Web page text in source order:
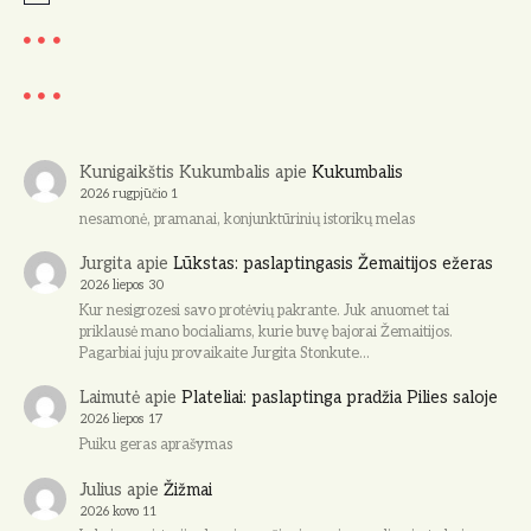
t
e
Kunigaikštis Kukumbalis apie Kukumbalis
2026 rugpjūčio 1
nesamonė, pramanai, konjunktūrinių istorikų melas
Jurgitaapie Lūkstas: paslaptingasis Žemaitijos ežeras
2026 liepos 30
Kur nesigrozesi savo protėvių pakrante. Juk anuomet tai
priklausė mano bocialiams, kurie buvę bajorai Žemaitijos.
Pagarbiai juju provaikaite Jurgita Stonkute…
Laimutėapie Plateliai: paslaptinga pradžia Pilies saloje
2026 liepos 17
Puiku geras aprašymas
Julius apie Žižmai
2026 kovo 11